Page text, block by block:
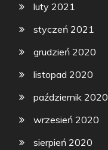
luty 2021
styczeń 2021
grudzień 2020
listopad 2020
październik 2020
wrzesień 2020
sierpień 2020